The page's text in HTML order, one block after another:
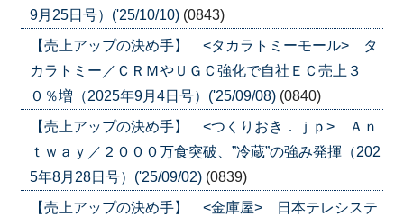
9月25日号）('25/10/10) (0843)
【売上アップの決め手】 <タカラトミーモール> タ
カラトミー／ＣＲＭやＵＧＣ強化で自社ＥＣ売上３
０％増（2025年9月4日号）('25/09/08) (0840)
【売上アップの決め手】 <つくりおき．ｊｐ> Ａｎ
ｔｗａｙ／２０００万食突破、”冷蔵”の強み発揮（202
5年8月28日号）('25/09/02) (0839)
【売上アップの決め手】 <金庫屋> 日本テレシステ